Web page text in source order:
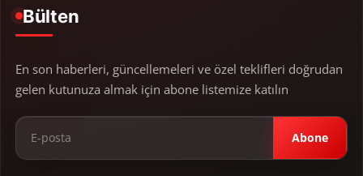
Bülten
En son haberleri, güncellemeleri ve özel teklifleri doğrudan
gelen kutunuza almak için abone listemize katılın
Abone